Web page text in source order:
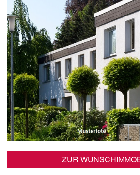
ZUR